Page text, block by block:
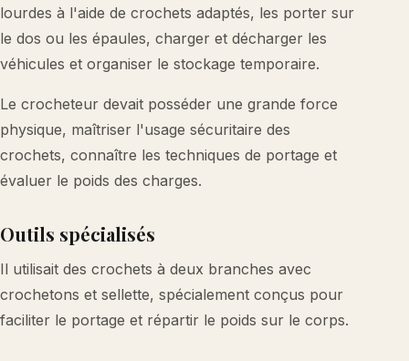
lourdes à l'aide de crochets adaptés, les porter sur
le dos ou les épaules, charger et décharger les
véhicules et organiser le stockage temporaire.
Le crocheteur devait posséder une grande force
physique, maîtriser l'usage sécuritaire des
crochets, connaître les techniques de portage et
évaluer le poids des charges.
Outils spécialisés
Il utilisait des crochets à deux branches avec
crochetons et sellette, spécialement conçus pour
faciliter le portage et répartir le poids sur le corps.